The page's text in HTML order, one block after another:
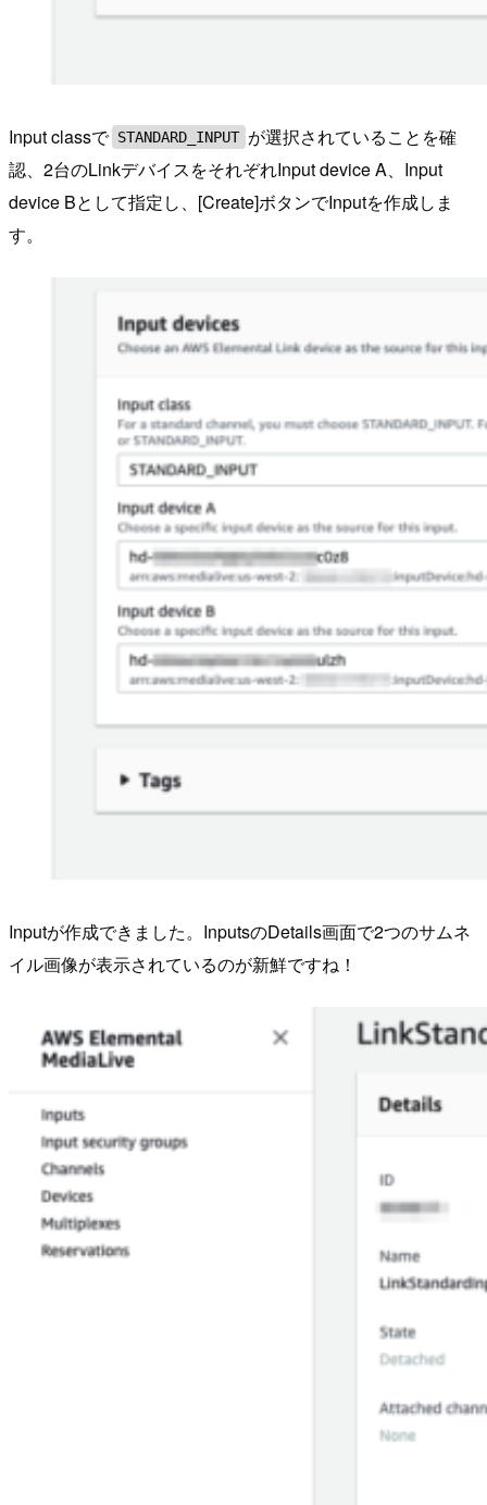
Input classで STANDARD_INPUT が選択されていることを確
認、2台のLinkデバイスをそれぞれInput device A、Input
device Bとして指定し、[Create]ボタンでInputを作成しま
す。
Inputが作成できました。InputsのDetails画面で2つのサムネ
イル画像が表示されているのが新鮮ですね！